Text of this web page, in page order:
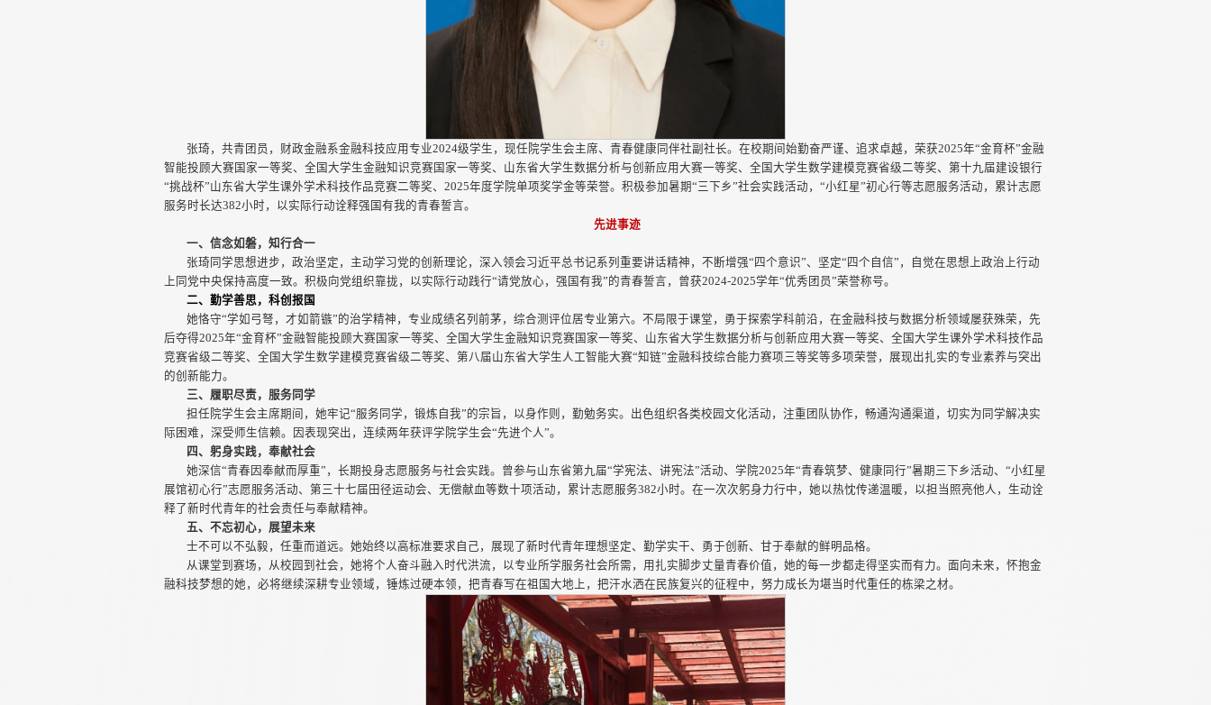
张琦，共青团员，财政金融系金融科技应用专业2024级学生，现任院学生会主席、青春健康同伴社副社长。在校期间始勤奋严谨、追求卓越，荣获2025年“金育杯”金融
智能投顾大赛国家一等奖、全国大学生金融知识竞赛国家一等奖、山东省大学生数据分析与创新应用大赛一等奖、全国大学生数学建模竞赛省级二等奖、第十九届建设银行
“挑战杯”山东省大学生课外学术科技作品竞赛二等奖、2025年度学院单项奖学金等荣誉。积极参加暑期“三下乡”社会实践活动，“小红星”初心行等志愿服务活动，累计志愿
服务时长达382小时，以实际行动诠释强国有我的青春誓言。
先进事迹
一、信念如磐，知行合一
张琦同学思想进步，政治坚定，主动学习党的创新理论，深入领会习近平总书记系列重要讲话精神，不断增强“四个意识”、坚定“四个自信”，自觉在思想上政治上行动
上同党中央保持高度一致。积极向党组织靠拢，以实际行动践行“请党放心，强国有我”的青春誓言，曾获2024-2025学年“优秀团员”荣誉称号。
二、勤学善思，科创报国
她恪守“学如弓弩，才如箭镞”的治学精神，专业成绩名列前茅，综合测评位居专业第六。不局限于课堂，勇于探索学科前沿，在金融科技与数据分析领域屡获殊荣，先
后夺得2025年“金育杯”金融智能投顾大赛国家一等奖、全国大学生金融知识竞赛国家一等奖、山东省大学生数据分析与创新应用大赛一等奖、全国大学生课外学术科技作品
竞赛省级二等奖、全国大学生数学建模竞赛省级二等奖、第八届山东省大学生人工智能大赛“知链”金融科技综合能力赛项三等奖等多项荣誉，展现出扎实的专业素养与突出
的创新能力。
三、履职尽责，服务同学
担任院学生会主席期间，她牢记“服务同学，锻炼自我”的宗旨，以身作则，勤勉务实。出色组织各类校园文化活动，注重团队协作，畅通沟通渠道，切实为同学解决实
际困难，深受师生信赖。因表现突出，连续两年获评学院学生会“先进个人”。
四、躬身实践，奉献社会
她深信“青春因奉献而厚重”，长期投身志愿服务与社会实践。曾参与山东省第九届“学宪法、讲宪法”活动、学院2025年“青春筑梦、健康同行”暑期三下乡活动、“小红星
展馆初心行”志愿服务活动、第三十七届田径运动会、无偿献血等数十项活动，累计志愿服务382小时。在一次次躬身力行中，她以热忱传递温暖，以担当照亮他人，生动诠
释了新时代青年的社会责任与奉献精神。
五、不忘初心，展望未来
士不可以不弘毅，任重而道远。她始终以高标准要求自己，展现了新时代青年理想坚定、勤学实干、勇于创新、甘于奉献的鲜明品格。
从课堂到赛场，从校园到社会，她将个人奋斗融入时代洪流，以专业所学服务社会所需，用扎实脚步丈量青春价值，她的每一步都走得坚实而有力。面向未来，怀抱金
融科技梦想的她，必将继续深耕专业领域，锤炼过硬本领，把青春写在祖国大地上，把汗水洒在民族复兴的征程中，努力成长为堪当时代重任的栋梁之材。